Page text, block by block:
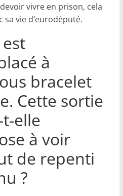
vivre en prison, cela
sa vie d’eurodéputé.
à
bracelet
Cette sortie
elle
à voir
de repenti
?